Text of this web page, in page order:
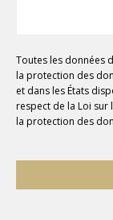
Toutes les données
la protection des
et dans les États
respect de la Loi sur
la protection des